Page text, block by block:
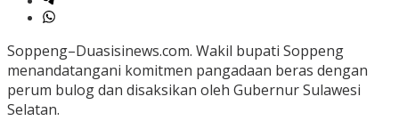
Soppeng–Duasisinews.com. Wakil bupati Soppeng
menandatangani komitmen pangadaan beras dengan
perum bulog dan disaksikan oleh Gubernur Sulawesi
Selatan.